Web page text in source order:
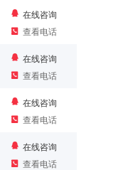
在线咨询
查看电话
在线咨询
查看电话
在线咨询
查看电话
在线咨询
查看电话